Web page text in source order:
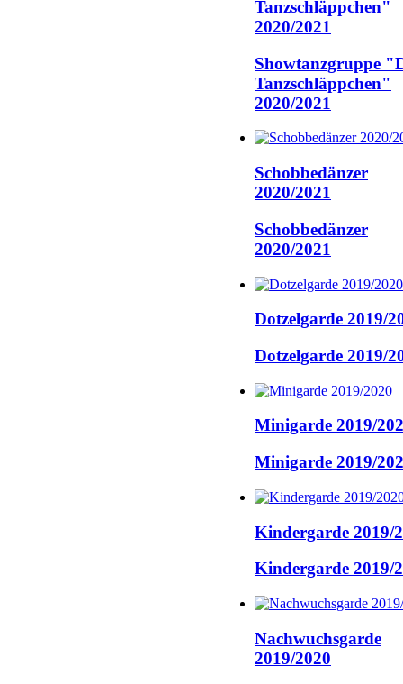
Tanzschläppchen"
2020/2021
Showtanzgruppe
Tanzschläppchen"
2020/2021
Schobbedänzer
2020/2021
Schobbedänzer
2020/2021
Dotzelgarde 2019/
Dotzelgarde 2019/
Minigarde 2019/
Minigarde 2019/
Kindergarde 2019/
Kindergarde 2019/
Nachwuchsgarde
2019/2020